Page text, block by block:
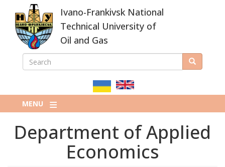
main
content
Ivano-Frankivsk National
Technical University of
Oil and Gas
ПОШУКОВА
SEARCH Search
MENU
Department of Applied
Economics